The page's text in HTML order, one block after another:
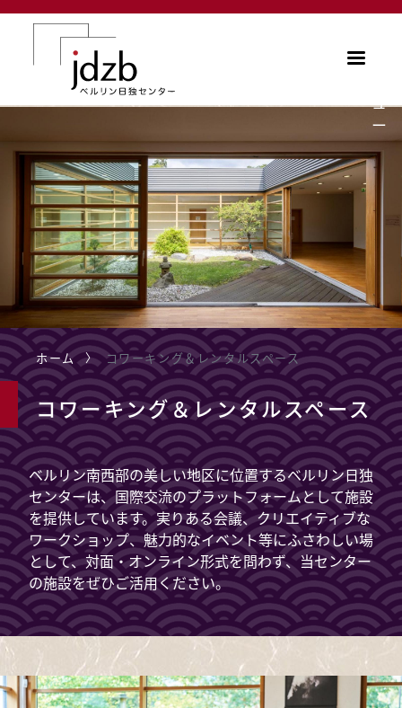
メインコンテンツに移動
ュ
ー
ホーム コワーキング＆レンタルスペース
コワーキング＆レンタルスペース
ベルリン南西部の美しい地区に位置するベルリン日独
センターは、国際交流のプラットフォームとして施設
を提供しています。実りある会議、クリエイティブな
ワークショップ、魅力的なイベント等にふさわしい場
として、対面・オンライン形式を問わず、当センター
の施設をぜひご活用ください。